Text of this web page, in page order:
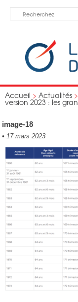
Accueil > Actualités >
version 2023 : les
image-18
• 17 mars 2023